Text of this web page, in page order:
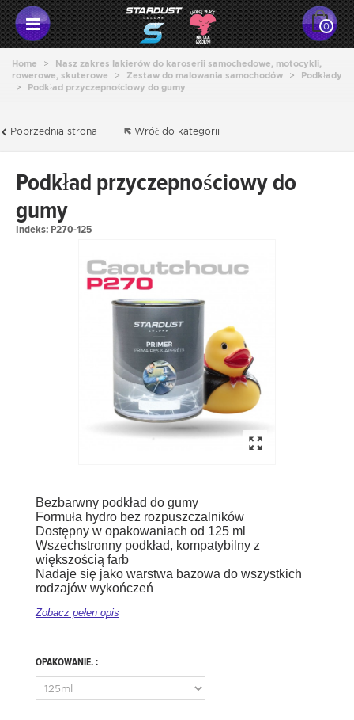
0
Home >
Nasz zakres lakierów do karoserii samochedowe, motocykli,
rowerowe, skuterowe
> Zestaw do malowania samochodów >
Podkłady
>
Podkład przyczepnościowy do gumy
Poprzednia strona Wróć do kategorii
Podkład przyczepnościowy do
gumy
Indeks:P270-125
Bezbarwny podkład do gumy
Formuła hydro bez rozpuszczalników
Dostępny w opakowaniach od 125 ml
Wszechstronny podkład, kompatybilny z
większością farb
Nadaje się jako warstwa bazowa do wszystkich
rodzajów wykończeń
Zobacz pełen opis
OPAKOWANIE. :